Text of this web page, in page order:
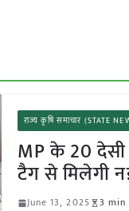
राज्य कृषि समाचार (STATE
MP के 20 देसी
टैग से मिलेगी
June 13, 2025 3 min